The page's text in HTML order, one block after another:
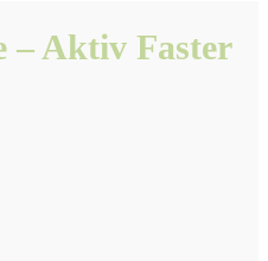
– Aktiv Faster